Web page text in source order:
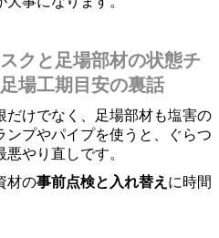
クと足場部材の状態チ
場工期目安の裏話
だけでなく、足場部材も塩害の
プやパイプを使うと、ぐらつ
やり直しです。
材の事前点検と入れ替え に時間